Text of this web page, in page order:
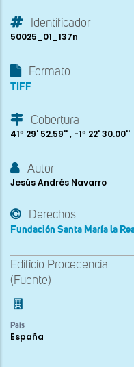
Identificador
50025_01_137n
Formato
TIFF
Cobertura
41º 29' 52.59'' , -1º 22' 30.00''
Autor
Jesús Andrés Navarro
Derechos
Fundación Santa María la
Edificio Procedencia
(Fuente)
País
España